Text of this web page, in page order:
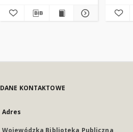
DANE KONTAKTOWE
Adres
Wojewódzka Biblioteka Publiczna